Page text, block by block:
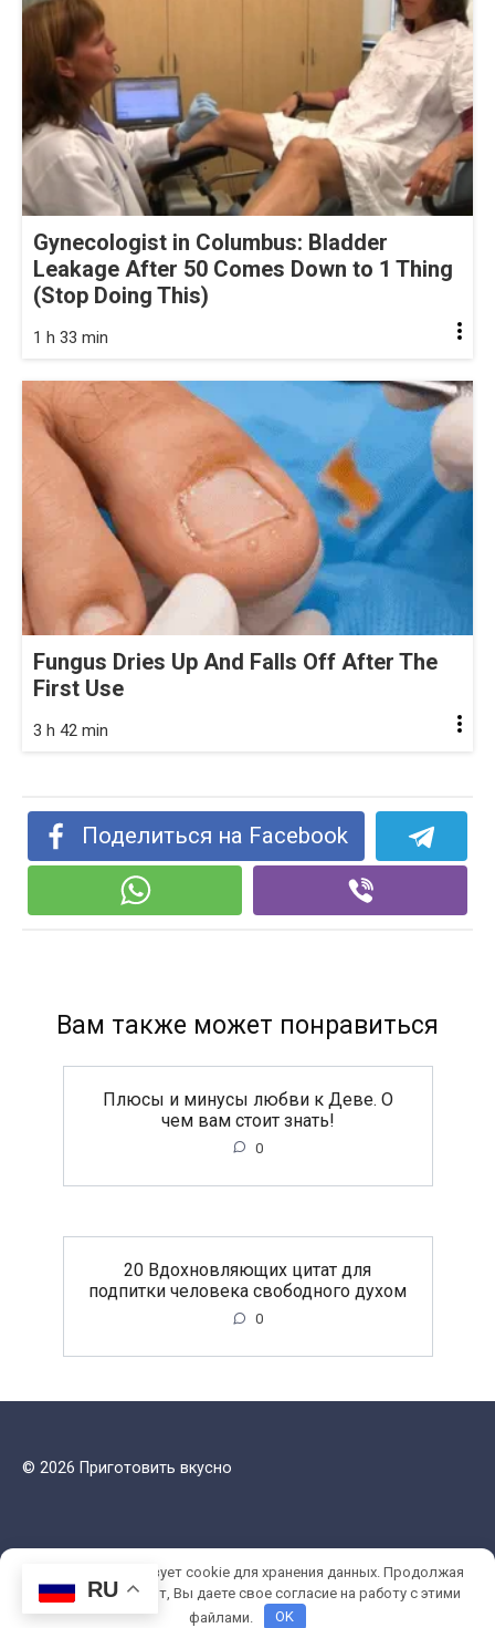
Gynecologist in Columbus: Bladder
Leakage After 50 Comes Down to 1 Thing
(Stop Doing This)
1 h 33 min
Fungus Dries Up And Falls Off After The
First Use
3 h 42 min
Поделиться на Facebook
Вам также может понравиться
Плюсы и минусы любви к Деве. О
чем вам стоит знать!
0
20 Вдохновляющих цитат для
подпитки человека свободного духом
0
© 2026 Приготовить вкусно
RU
Этот сайт использует cookie для хранения данных. Продолжая
использовать сайт, Вы даете свое согласие на работу с этими
файлами.
OK